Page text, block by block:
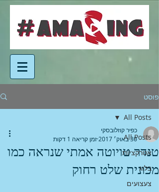
פוסט
All Posts
אטרקציות
בלוג
צעצועים
All Posts
טנדר טויוטה אמתי שנראה כמו
מכונית שלט רחוק
כפיר קוזלובסקי
30 באוק׳ 2017
זמן קריאה 1 דקות